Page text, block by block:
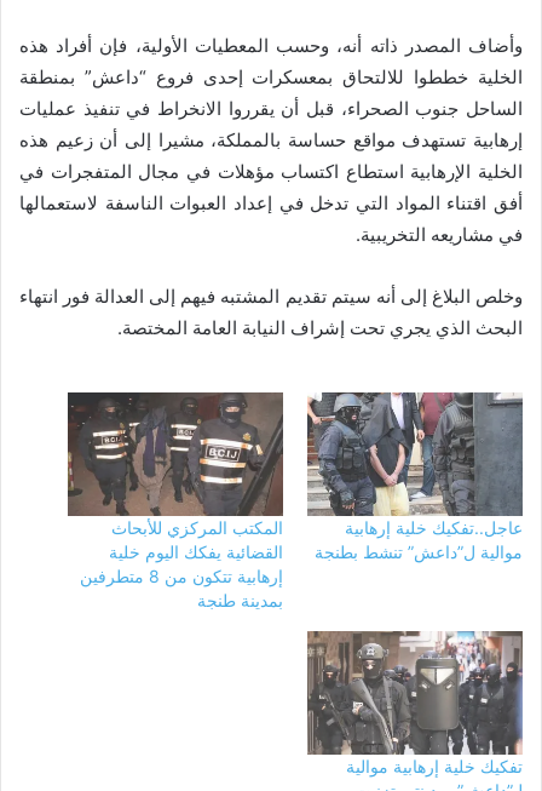
وأضاف المصدر ذاته أنه، وحسب المعطيات الأولية، فإن أفراد هذه
الخلية خططوا للالتحاق بمعسكرات إحدى فروع “داعش” بمنطقة
الساحل جنوب الصحراء، قبل أن يقرروا الانخراط في تنفيذ عمليات
إرهابية تستهدف مواقع حساسة بالمملكة، مشيرا إلى أن زعيم هذه
الخلية الإرهابية استطاع اكتساب مؤهلات في مجال المتفجرات في
أفق اقتناء المواد التي تدخل في إعداد العبوات الناسفة لاستعمالها
في مشاريعه التخريبية.
وخلص البلاغ إلى أنه سيتم تقديم المشتبه فيهم إلى العدالة فور انتهاء
البحث الذي يجري تحت إشراف النيابة العامة المختصة.
عاجل..تفكيك خلية إرهابية
موالية ل”داعش” تنشط بطنجة
المكتب المركزي للأبحاث
القضائية يفكك اليوم خلية
إرهابية تتكون من 8 متطرفين
بمدينة طنجة
تفكيك خلية إرهابية موالية